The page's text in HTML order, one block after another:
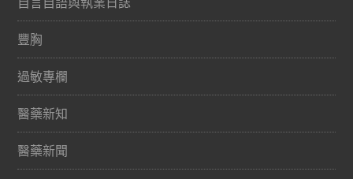
豐胸
過敏專欄
醫藥新知
醫藥新聞